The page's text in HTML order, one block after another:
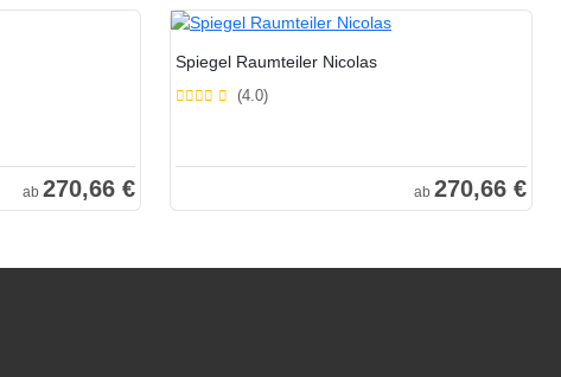
ab 270,66 €
Spiegel Raumteiler Nicolas
(4.0)
ab 270,66 €